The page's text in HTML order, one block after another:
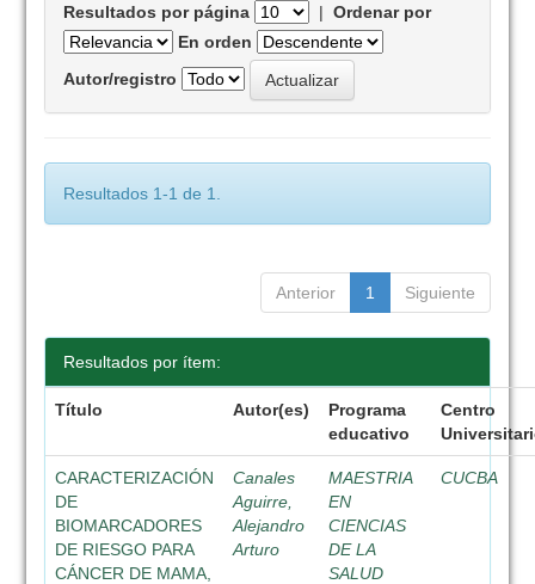
Resultados por página |Ordenar por
En orden
Autor/registro
Resultados 1-1 de 1.
Anterior 1 Siguiente
Resultados por ítem:
Título Autor(es)
Programa
educativo
Centro
CARACTERIZACIÓN
DE
BIOMARCADORES
DE RIESGO PARA
CÁNCER DE MAMA,
Canales
Aguirre,
Alejandro
Arturo
MAESTRIA
EN
CIENCIAS
DE LA
SALUD
CUCBA